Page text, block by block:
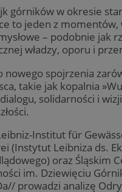
górników w okresie
to jeden z momentów,
– podobnie jak
władzy, oporu i
nowego spojrzenia
takie jak kopalnia
solidarności i
Institut für
(Instytut Leibniza ds.
oraz Śląskim
im. Dziewięciu
prowadzi analizę